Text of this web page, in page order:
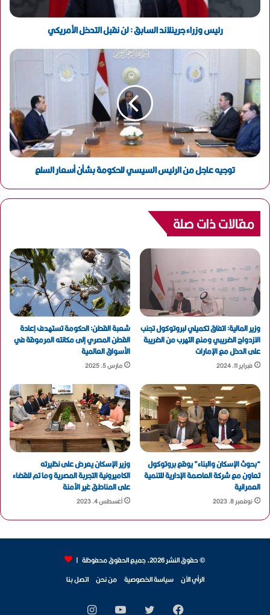
ر
ي
رئيس وزراء جرينلاند السابق : لن نقبل التدخل الأمريكي
توجيه عاجل من الرئيس السيسي للحكومة بشأن أسعار السلع
مقالات ذات صلة
وزير المالية: اتفاق تكميلي لبروتوكول تجنب
الازدواج الضريبي ومنع التهرب من الضريبة
على الدخل مع الإمارات
فبراير 11, 2024
شعبة القطن: الحكومة تستهدف إعادة
القطن المصري إلى مكانته المرموقة في
الأسواق العالمية
مارس 5, 2025
“بحوث الإسكان والبناء” يوقع بروتوكول
تعاون مع شركة العاصمة الإدارية للتنمية
العمرانية
نوفمبر 8, 2023
وزير الإسكان يعرض على نظيرته
الكاميرونية التجربة المصرية وما تم للقضاء
على المناطق غير الآمنة
أغسطس 4, 2023
© حقوق النشر 2026، جميع الحقوق محفوظة |
الرأي الآن سياسة الخصوصية من نحن اتصل بنا
فيسبوك يوتيوب